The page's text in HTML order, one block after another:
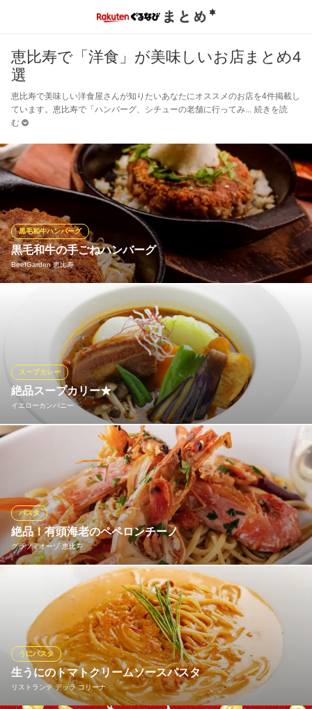
恵比寿で「洋食」が美味しいお店まとめ4
選
恵比寿で美味しい洋食屋さんが知りたいあなたにオススメのお店を4件掲載し
ています。恵比寿で「ハンバーグ、シチューの老舗に行ってみ
続きを読
む
黒毛和牛の手ごねハンバーグ
BeefGarden 恵比寿
黒毛和牛ハンバーグ
焼肉で使うものと同じ、産地直送一頭買いした黒毛和牛の中か
ら、肉味の濃い赤身部位とサーロイン等の上質な脂を独自の配合
で混ぜ、表面はカリッと香ばしく、適度なジューシー感で焼き上
げたハンバーグ。
BeefGarden 恵比寿
産直和牛一頭買い焼肉
ＪＲ恵比寿駅東口 徒歩5分
東京都渋谷区恵比寿4-10-8 orange恵比寿1F
絶品スープカリー★
イエローカンパニー
スープカレー
恵比寿駅徒歩7分の場所に位置するイエローカンパニー。札幌を拠
点に大人気のスープカリー専門店が恵比寿と新宿に出店。種類も
豊富で辛さも選べるのでお子様連れのお客様にも大人気。野菜を
ベースとしたベジタブルカリーなど女性に大人気のメニューも沢
山ございます。ぜひお越しください。
イエローカンパニー
恵比寿のスープカレー屋
地下鉄日比谷線恵比寿駅 徒歩9分
東京都渋谷区東3-14-19 オークヒルズ1F
絶品！有頭海老のペペロンチーノ
グラツィオーゾ 恵比寿
パスタ
有頭海老とミニトマトのペペロンチーノ リングイネ。香ばしく焼
き上げた海老の旨味を存分に引き出した当店人気No.1の絶品パス
グラツィオーゾ 恵比寿
隠れ家イタリアン
ＪＲ恵比寿駅 徒歩8分
東京都目黒区三田2-4-6 Ebisu-Borgビル半地下1F
生うにのトマトクリームソースパスタ
リストランテ デッラ コリーナ
うにパスタ